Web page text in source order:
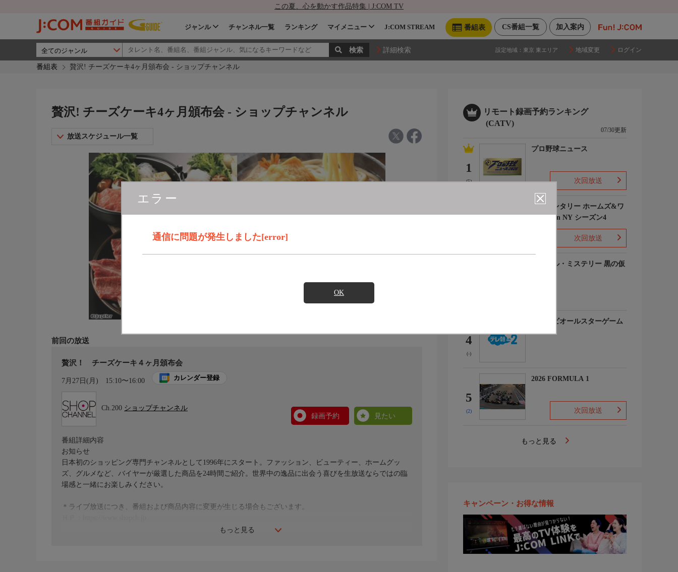
この夏、心を動かす作品特集 | J:COM TV
加入案内
CS番組一覧
番組表
ジャンル チャンネル一覧 ランキング マイメニュー J:COM STREAM
詳細検索 設定地域： 東京 東エリア 地域変更 ログイン
番組表 贅沢! チーズケーキ4ヶ月頒布会 - ショップチャンネル
エラー
通信に問題が発生しました[error]
OK
贅沢! チーズケーキ4ヶ月頒布会 - ショップチャンネル
放送スケジュール一覧
前回の放送
贅沢！ チーズケーキ４ヶ月頒布会
7月27日(月) 15:10〜16:00 カレンダー登録
Ch.200 ショップチャンネル
録画予約
見たい
もっと見る
番組詳細内容
お知らせ
日本初のショッピング専門チャンネルとして1996年にスタート。ファッション、ビューティー、ホームグッ
ズ、グルメなど、バイヤーが厳選した商品を24時間ご紹介。世界中の逸品に出会う喜びを生放送ならではの臨
場感と一緒にお楽しみください。
＊ライブ放送につき、番組および商品内容に変更が生じる場合もございます。
リモート録画予約ランキング
(CATV)
07/30更新
1
(5)
プロ野球ニュース
次回放送
エレメンタリー ホームズ&ワ
トソン in NY シーズン4
次回放送
ルーヴル・ミステリー 黒の仮
4
(-)
マイナビオールスターゲーム
2026
5
(2)
2026 FORMULA 1
次回放送
もっと見る
キャンペーン・お得な情報